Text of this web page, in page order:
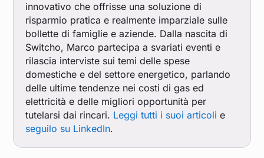
innovativo che offrisse una soluzione di
risparmio pratica e realmente imparziale sulle
bollette di famiglie e aziende. Dalla nascita di
Switcho, Marco partecipa a svariati eventi e
rilascia interviste sui temi delle spese
domestiche e del settore energetico, parlando
delle ultime tendenze nei costi di gas ed
elettricità e delle migliori opportunità per
tutelarsi dai rincari. Leggi tutti i suoi articoli e
seguilo su LinkedIn.